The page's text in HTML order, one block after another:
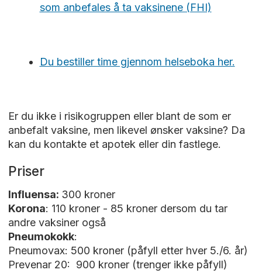
som anbefales å ta vaksinene (FHI)
Du bestiller time gjennom helseboka her.
Er du ikke i risikogruppen eller blant de som er
anbefalt vaksine, men likevel ønsker vaksine? Da
kan du kontakte et apotek eller din fastlege.
Priser
Influensa: 300 kroner
Korona: 110 kroner - 85 kroner dersom du tar
andre vaksiner også
Pneumokokk:
Pneumovax: 500 kroner (påfyll etter hver 5./6. år)
Prevenar 20: 900 kroner (trenger ikke påfyll)